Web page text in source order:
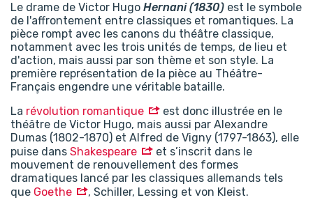
Le drame de Victor Hugo Hernani (1830) est le symbole
de l'affrontement entre classiques et romantiques. La
pièce rompt avec les canons du théâtre classique,
notamment avec les trois unités de temps, de lieu et
d'action, mais aussi par son thème et son style. La
première représentation de la pièce au Théâtre-
Français engendre une véritable bataille.
La révolution romantique
est donc illustrée en le
théâtre de Victor Hugo, mais aussi par Alexandre
Dumas (1802-1870) et Alfred de Vigny (1797-1863), elle
puise dans Shakespeare
et s’inscrit dans le
mouvement de renouvellement des formes
dramatiques lancé par les classiques allemands tels
que Goethe
, Schiller, Lessing et von Kleist.